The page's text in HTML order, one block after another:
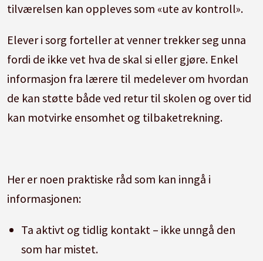
tilværelsen kan oppleves som «ute av kontroll».
Elever i sorg forteller at venner trekker seg unna
fordi de ikke vet hva de skal si eller gjøre. Enkel
informasjon fra lærere til medelever om hvordan
de kan støtte både ved retur til skolen og over tid
kan motvirke ensomhet og tilbaketrekning.
Her er noen praktiske råd som kan inngå i
informasjonen:
Ta aktivt og tidlig kontakt – ikke unngå den
som har mistet.